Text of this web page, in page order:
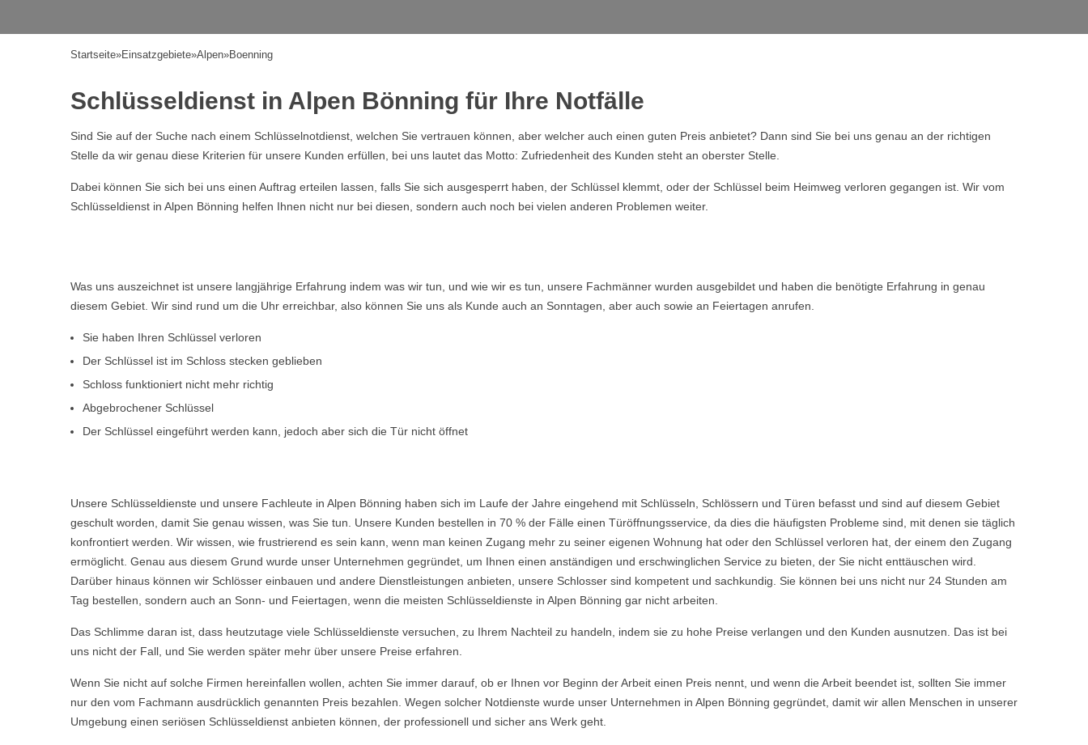
Startseite»Einsatzgebiete»Alpen»Boenning
Schlüsseldienst in Alpen Bönning für Ihre Notfälle
Sind Sie auf der Suche nach einem Schlüsselnotdienst, welchen Sie vertrauen können, aber welcher auch einen guten Preis anbietet? Dann sind Sie bei uns genau an der richtigen
Stelle da wir genau diese Kriterien für unsere Kunden erfüllen, bei uns lautet das Motto: Zufriedenheit des Kunden steht an oberster Stelle.
Dabei können Sie sich bei uns einen Auftrag erteilen lassen, falls Sie sich ausgesperrt haben, der Schlüssel klemmt, oder der Schlüssel beim Heimweg verloren gegangen ist. Wir vom
Schlüsseldienst in Alpen Bönning helfen Ihnen nicht nur bei diesen, sondern auch noch bei vielen anderen Problemen weiter.
Was uns auszeichnet ist unsere langjährige Erfahrung indem was wir tun, und wie wir es tun, unsere Fachmänner wurden ausgebildet und haben die benötigte Erfahrung in genau
diesem Gebiet. Wir sind rund um die Uhr erreichbar, also können Sie uns als Kunde auch an Sonntagen, aber auch sowie an Feiertagen anrufen.
Sie haben Ihren Schlüssel verloren
Der Schlüssel ist im Schloss stecken geblieben
Schloss funktioniert nicht mehr richtig
Abgebrochener Schlüssel
Der Schlüssel eingeführt werden kann, jedoch aber sich die Tür nicht öffnet
Unsere Schlüsseldienste und unsere Fachleute in Alpen Bönning haben sich im Laufe der Jahre eingehend mit Schlüsseln, Schlössern und Türen befasst und sind auf diesem Gebiet
geschult worden, damit Sie genau wissen, was Sie tun. Unsere Kunden bestellen in 70 % der Fälle einen Türöffnungsservice, da dies die häufigsten Probleme sind, mit denen sie täglich
konfrontiert werden. Wir wissen, wie frustrierend es sein kann, wenn man keinen Zugang mehr zu seiner eigenen Wohnung hat oder den Schlüssel verloren hat, der einem den Zugang
ermöglicht. Genau aus diesem Grund wurde unser Unternehmen gegründet, um Ihnen einen anständigen und erschwinglichen Service zu bieten, der Sie nicht enttäuschen wird.
Darüber hinaus können wir Schlösser einbauen und andere Dienstleistungen anbieten, unsere Schlosser sind kompetent und sachkundig. Sie können bei uns nicht nur 24 Stunden am
Tag bestellen, sondern auch an Sonn- und Feiertagen, wenn die meisten Schlüsseldienste in Alpen Bönning gar nicht arbeiten.
Das Schlimme daran ist, dass heutzutage viele Schlüsseldienste versuchen, zu Ihrem Nachteil zu handeln, indem sie zu hohe Preise verlangen und den Kunden ausnutzen. Das ist bei
uns nicht der Fall, und Sie werden später mehr über unsere Preise erfahren.
Wenn Sie nicht auf solche Firmen hereinfallen wollen, achten Sie immer darauf, ob er Ihnen vor Beginn der Arbeit einen Preis nennt, und wenn die Arbeit beendet ist, sollten Sie immer
nur den vom Fachmann ausdrücklich genannten Preis bezahlen. Wegen solcher Notdienste wurde unser Unternehmen in Alpen Bönning gegründet, damit wir allen Menschen in unserer
Umgebung einen seriösen Schlüsseldienst anbieten können, der professionell und sicher ans Werk geht.